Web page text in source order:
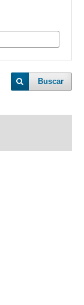
Buscar